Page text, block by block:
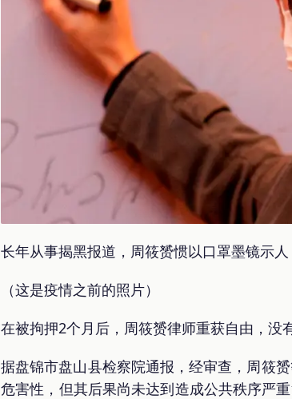
长年从事揭黑报道，周筱赟惯以口罩墨镜示人
（这是疫情之前的照片）
在被拘押2个月后，周筱赟律师重获自由，没
据盘锦市盘山县检察院通报，经审查，周筱
危害性，但其后果尚未达到造成公共秩序严